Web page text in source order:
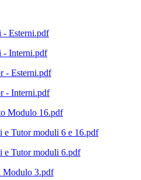
- Esterni.pdf
- Interni.pdf
- Esterni.pdf
- Interni.pdf
Modulo 16.pdf
e Tutor moduli 6 e 16.pdf
e Tutor moduli 6.pdf
Modulo 3.pdf